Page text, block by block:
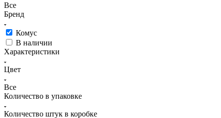
Все
Бренд
Комус
В наличии
Характеристики
Цвет
Все
Количество в упаковке
Количество штук в коробке